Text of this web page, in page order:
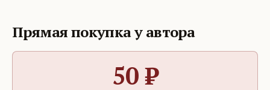
Прямая покупка у автора
50₽